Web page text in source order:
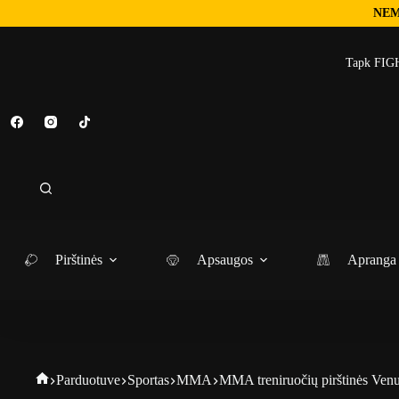
Tapk
Pirštinės Apsaugos Apranga
Parduotuve Sportas MMA MMA treniruočių pirštinės